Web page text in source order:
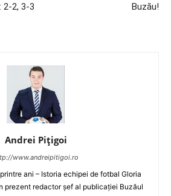
2-2, 3-3
Buzău!
Andrei Pițigoi
www.andreipitigoi.ro
ani – Istoria echipei de fotbal Gloria
prezent redactor şef al publicaţiei Buzăul